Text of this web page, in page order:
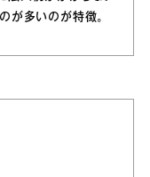
が多いのが特徴。